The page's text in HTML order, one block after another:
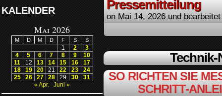
KALENDER
Mai 2026
M D M D F S S
1 2
3
4
5 6 7 8 9
10
11
12 13 14 15 16
17
18
19 20 21 22 23
24
25
26 27 28 29 30
31
« Apr.
Juni »
Pressemitteilung
on Mai 14, 2026 und
SO RICHTEN SIE
SCHRITT-